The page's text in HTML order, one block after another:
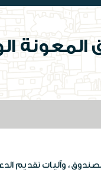
وآليات تقديم